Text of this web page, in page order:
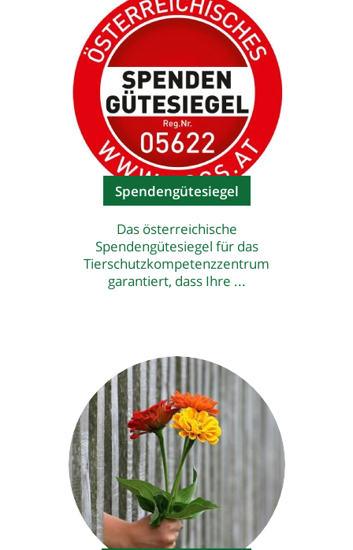
Spendengütesiegel
Das österreichische
Spendengütesiegel für das
Tierschutzkompetenzzentrum
garantiert, dass Ihre ...